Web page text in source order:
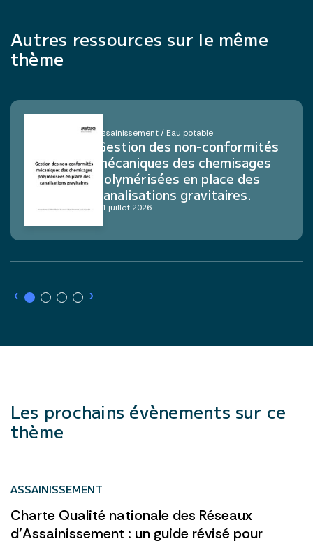
Autres ressources sur le même
thème
Assainissement / Eau potable
Gestion des non-conformités
mécaniques des chemisages
polymérisées en place des
canalisations gravitaires.
21 juillet 2026
› ›
Les prochains évènements sur ce
thème
ASSAINISSEMENT
Charte Qualité nationale des Réseaux
d’Assainissement : un guide révisé pour